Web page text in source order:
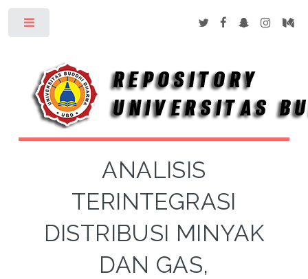
ANALISIS
TERINTEGRASI
DISTRIBUSI MINYAK
DAN GAS,